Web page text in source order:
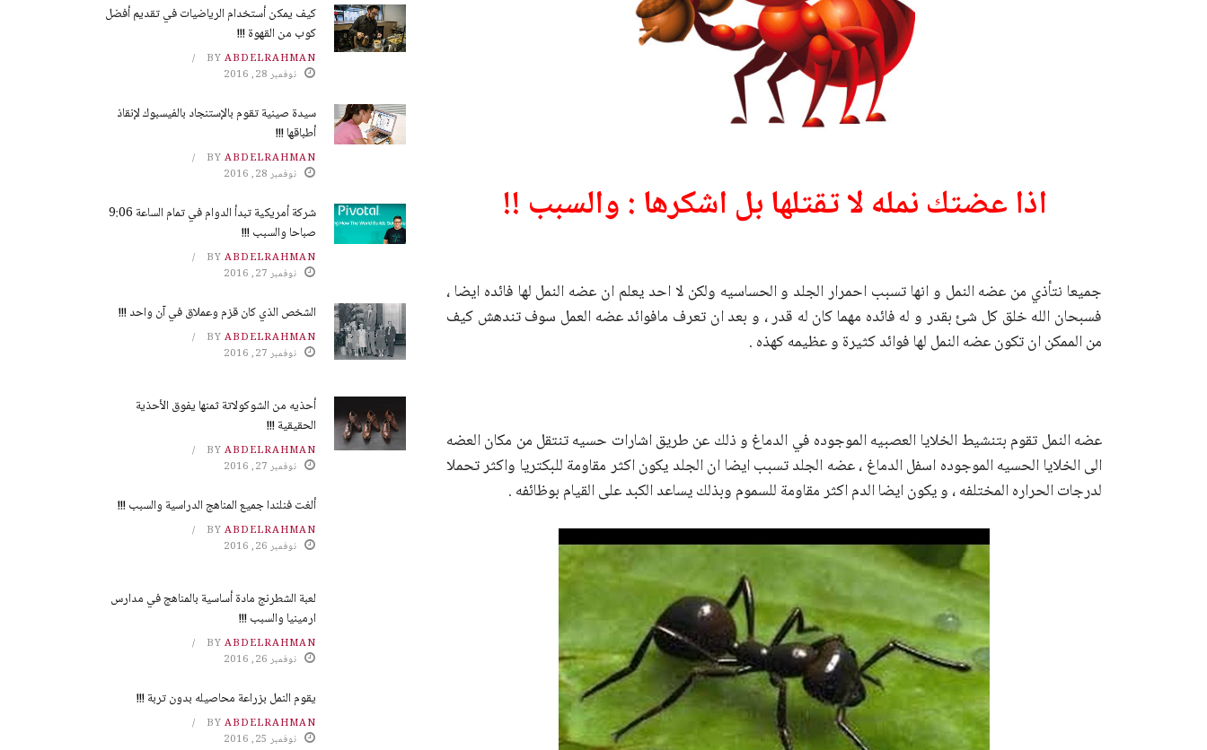
اذا عضتك نمله لا تقتلها بل اشكرها : والسبب !!
جميعا نتأذي من عضه النمل و انها تسبب احمرار الجلد و الحساسيه ولكن لا احد يعلم ان عضه النمل لها فائده ايضا ،
فسبحان الله خلق كل شئ بقدر و له فائده مهما كان له قدر ، و بعد ان تعرف مافوائد عضه العمل سوف تندهش كيف
من الممكن ان تكون عضه النمل لها فوائد كثيرة و عظيمه كهذه .
عضه النمل تقوم بتنشيط الخلايا العصبيه الموجوده في الدماغ و ذلك عن طريق اشارات حسيه تنتقل من مكان العضه
الى الخلايا الحسيه الموجوده اسفل الدماغ ، عضه الجلد تسبب ايضا ان الجلد يكون اكثر مقاومة للبكتريا واكثر تحملا
لدرجات الحراره المختلفه ، و يكون ايضا الدم اكثر مقاومة للسموم وبذلك يساعد الكبد على القيام بوظائفه .
كيف يمكن أستخدام الرياضيات في تقديم أفضل
كوب من القهوة !!!
BY ABDELRAHMAN
نوفمبر 28, 2016
سيدة صينية تقوم بالإستنجاد بالفيسبوك لإنقاذ
أطباقها !!!
BY ABDELRAHMAN
نوفمبر 28, 2016
شركة أمريكية تبدأ الدوام في تمام الساعة 9:06
صباحا والسبب !!!
BY ABDELRAHMAN
نوفمبر 27, 2016
الشخص الذي كان قزم وعملاق في آن واحد !!!
BY ABDELRAHMAN
نوفمبر 27, 2016
أحذيه من الشوكولاتة ثمنها يفوق الأحذية
الحقيقية !!!
BY ABDELRAHMAN
نوفمبر 27, 2016
ألغت فنلندا جميع المناهج الدراسية والسبب !!!
BY ABDELRAHMAN
نوفمبر 26, 2016
لعبة الشطرنج مادة أساسية بالمناهج في مدارس
ارمينيا والسبب !!!
BY ABDELRAHMAN
نوفمبر 26, 2016
يقوم النمل بزراعة محاصيله بدون تربة !!!
BY ABDELRAHMAN
نوفمبر 25, 2016